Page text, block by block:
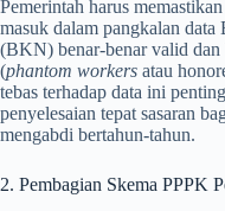
Pemerintah harus
masuk dalam pangkalan
(BKN) benar-benar valid dan
(phantom workers atau
tebas terhadap data ini
penyelesaian tepat sasaran
mengabdi bertahun-tahun.
2. Pembagian Skema PPPK